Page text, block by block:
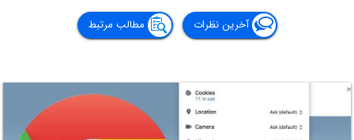
آخرین نظرات مطالب مرتبط